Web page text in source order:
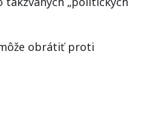
obrátiť proti